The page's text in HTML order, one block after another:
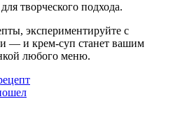
творческого подхода.
экспериментируйте с
— и крем-суп станет вашим
любого меню.